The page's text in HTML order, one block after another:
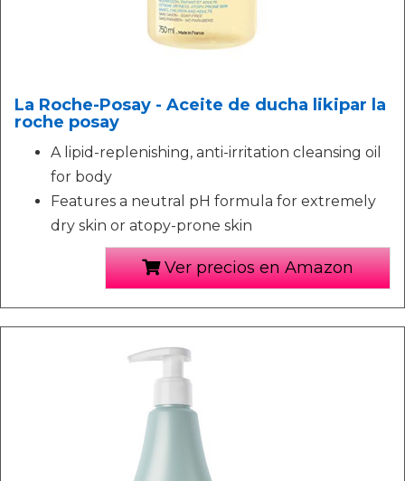
La Roche-Posay - Aceite de ducha likipar la
roche posay
A lipid-replenishing, anti-irritation cleansing oil
for body
Features a neutral pH formula for extremely
dry skin or atopy-prone skin
Ver precios en Amazon